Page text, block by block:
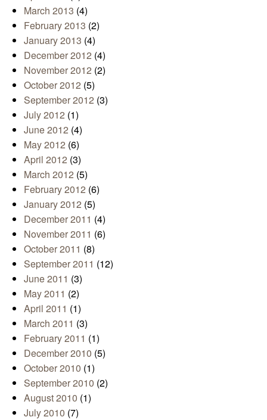
March 2013 (4)
February 2013 (2)
January 2013 (4)
December 2012 (4)
November 2012 (2)
October 2012 (5)
September 2012 (3)
July 2012 (1)
June 2012 (4)
May 2012 (6)
April 2012 (3)
March 2012 (5)
February 2012 (6)
January 2012 (5)
December 2011 (4)
November 2011 (6)
October 2011 (8)
September 2011 (12)
June 2011 (3)
May 2011 (2)
April 2011 (1)
March 2011 (3)
February 2011 (1)
December 2010 (5)
October 2010 (1)
September 2010 (2)
August 2010 (1)
July 2010 (7)